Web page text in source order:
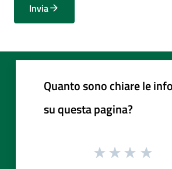
Invia
Quanto sono chiare le
su questa pagina?